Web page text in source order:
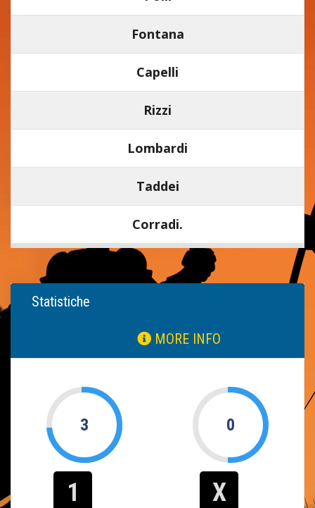
Fontana
Capelli
Rizzi
Lombardi
Taddei
Corradi.
Statistiche
MORE INFO
3
1
0
X